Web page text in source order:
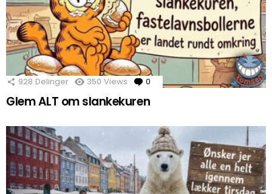
928 Delinger 350 Views 0 Comments
Glem ALT om slankekuren